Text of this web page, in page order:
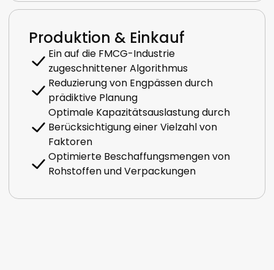
Produktion & Einkauf
Ein auf die FMCG-Industrie
zugeschnittener Algorithmus
Reduzierung von Engpässen durch
prädiktive Planung
Optimale Kapazitätsauslastung durch
Berücksichtigung einer Vielzahl von
Faktoren
Optimierte Beschaffungsmengen von
Rohstoffen und Verpackungen